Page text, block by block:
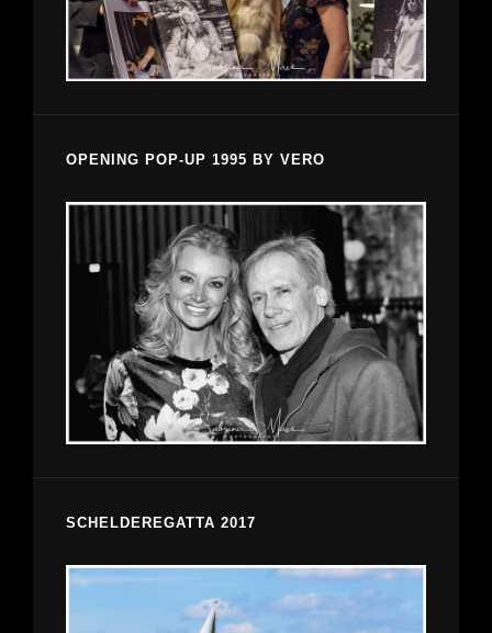
OPENING POP-UP 1995 BY VERO
SCHELDEREGATTA 2017